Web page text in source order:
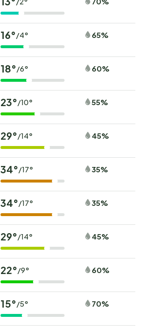
16°/4° 65%
18°/6° 60%
23°/10° 55%
29°/14° 45%
34°/17° 35%
34°/17° 35%
29°/14° 45%
22°/9° 60%
15°/5° 70%